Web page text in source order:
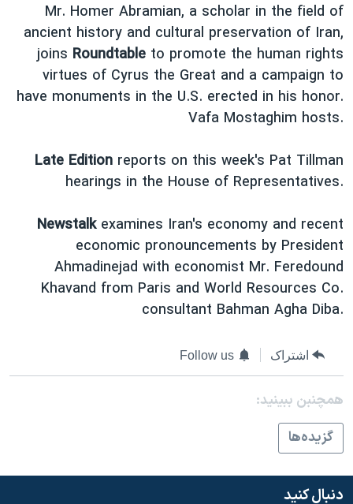
تریبونال مردمی آبان ۹۸
دادگاه حمید نوری
چهل سال گروگان‌گیری
قانون شفافیت دارائی کادر رهبری ایران
اعتراضات مردمی آبان ۹۸
اسرائیل در جنگ
نرگس محمدی برنده جایزه نوبل صلح
صفحه‌های ویژه
سفر پرزیدنت ترامپ به چین
Mr. Homer Abramian, a scholar in the field of
ancient history and cultural preservation of Iran,
joins Roundtable to promote the human rights
virtues of Cyrus the Great and a campaign to
have monuments in the U.S. erected in his honor.
Vafa Mostaghim hosts.
Late Edition reports on this week's Pat Tillman
hearings in the House of Representatives.
Newstalkexamines Iran's economy and recent
economic pronouncements by President
Ahmadinejad with economist Mr. Feredound
Khavand from Paris and World Resources Co.
consultant Bahman Agha Diba.
اشتراک Follow us
همچنبن ببینید:
گزيده‌ها
دنبال کنید